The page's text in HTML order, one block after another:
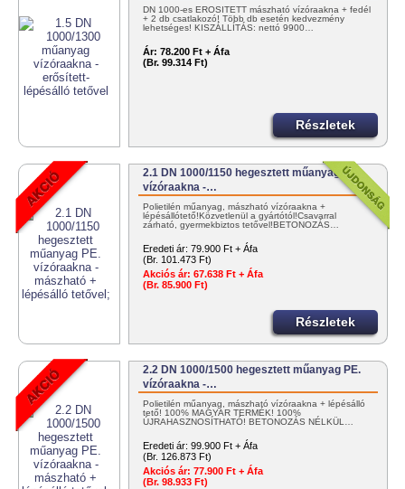
DN 1000-es ERŐSÍTETT mászható vízóraakna + fedél
+ 2 db csatlakozó! Több db esetén kedvezmény
lehetséges! KISZÁLLÍTÁS: nettó 9900…
Ár: 78.200 Ft + Áfa
(Br. 99.314 Ft)
Részletek
2.1 DN 1000/1150 hegesztett műanyag PE.
vízóraakna -…
Polietilén műanyag, mászható vízóraakna +
lépésállótető!Közvetlenül a gyártótól!Csavarral
zárható, gyermekbiztos tetővel!BETONOZÁS…
Eredeti ár: 79.900 Ft + Áfa
(Br. 101.473 Ft)
Akciós ár: 67.638 Ft + Áfa
(Br. 85.900 Ft)
Részletek
2.2 DN 1000/1500 hegesztett műanyag PE.
vízóraakna -…
Polietilén műanyag, mászható vízóraakna + lépésálló
tető! 100% MAGYAR TERMÉK! 100%
ÚJRAHASZNOSÍTHATÓ! BETONOZÁS NÉLKÜL…
Eredeti ár: 99.900 Ft + Áfa
(Br. 126.873 Ft)
Akciós ár: 77.900 Ft + Áfa
(Br. 98.933 Ft)